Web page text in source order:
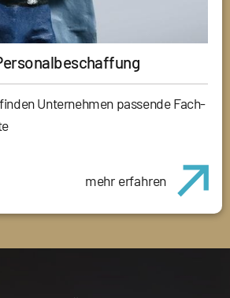
Unternehmen passende Fach-
mehr erfahren